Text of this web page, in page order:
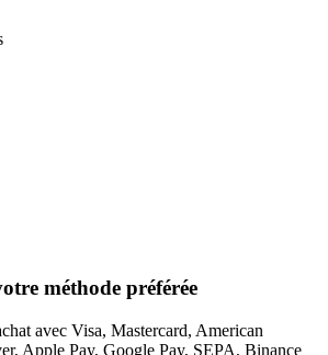
méthode préférée
avec Visa, Mastercard, American
Apple Pay, Google Pay, SEPA, Binance